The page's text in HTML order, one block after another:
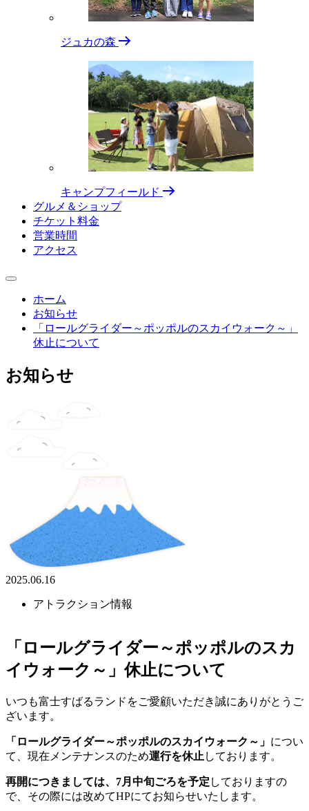
ジュカの森
キャンプフィールド
グルメ＆ショップ
チケット料⾦
営業時間
アクセス
ホーム
お知らせ
「ロールグライダー～ポッポルのスカイウォーク～」
休止について
お知らせ
2025.06.16
アトラクション情報
「ロールグライダー～ポッポルのスカ
イウォーク～」休止について
いつも富士すばるランドをご愛顧いただき誠にありがとうご
ざいます。
「ロールグライダー～ポッポルのスカイウォーク～」 につい
て、現在メンテナンスのため運行を休止 しております。
再開につきましては、7月中旬ごろを予定 しておりますの
で、その際には改めてHPにてお知らせいたします。